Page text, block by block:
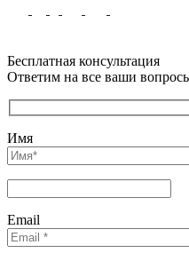
Бесплатная консультация
Ответим на все ваши
Имя
Email